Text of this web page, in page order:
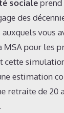
socialeprend
des
vous
MSA pour
estimation
retraite de 20